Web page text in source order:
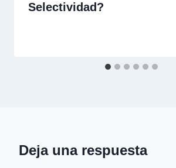
Selectividad?
Deja una respuesta